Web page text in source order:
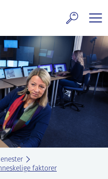
faktorer